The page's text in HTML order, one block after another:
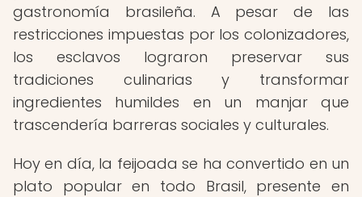
gastronomía brasileña. A pesar de las
restricciones impuestas por los colonizadores,
los esclavos lograron preservar sus
tradiciones culinarias y transformar
ingredientes humildes en un manjar que
trascendería barreras sociales y culturales.
Hoy en día, la feijoada se ha convertido en un
plato popular en todo Brasil, presente en